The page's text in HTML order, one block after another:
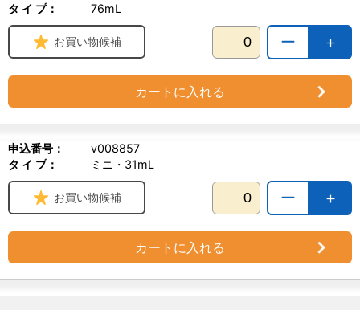
タ イ プ：
76mL
＋
ー
お買い物候補
カートに入れる
申込番号：
v008857
タ イ プ：
ミニ・31mL
＋
ー
お買い物候補
カートに入れる